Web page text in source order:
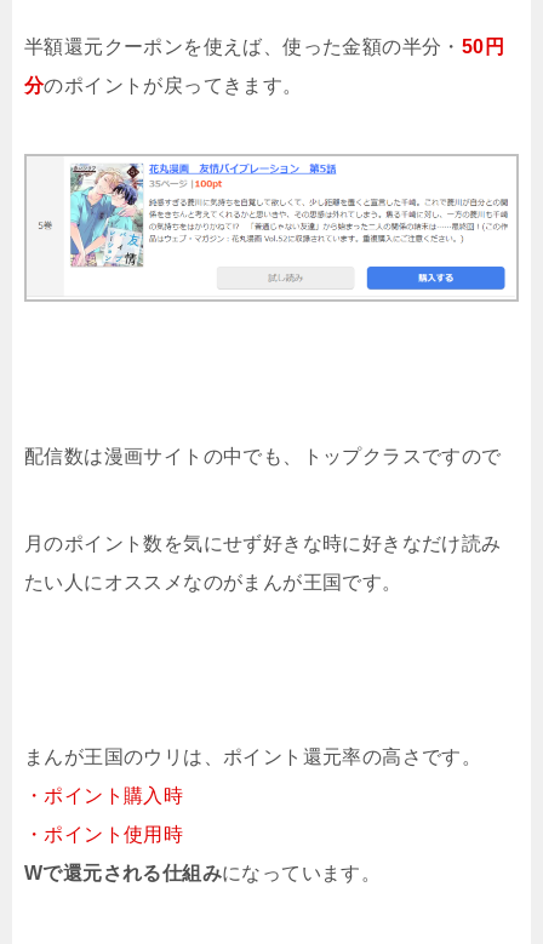
半額還元クーポンを使えば、使った金額の半分・ 50円
分のポイントが戻ってきます。
配信数は漫画サイトの中でも、トップクラスですので
月のポイント数を気にせず好きな時に好きなだけ読み
たい人にオススメなのがまんが王国です。
まんが王国のウリは、ポイント還元率の高さです。
・ポイント購入時
・ポイント使用時
Wで還元される仕組みになっています。